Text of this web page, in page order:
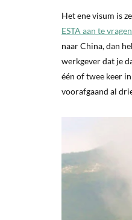
Het ene visum is
ESTA aan te vragen
naar China, dan
werkgever dat je
één of twee keer
voorafgaand al